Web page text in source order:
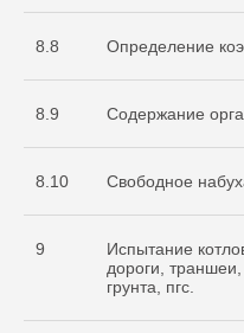
8.8 Определение
8.9 Содержание
8.10 Свободное
9
Испытание
дороги,
грунта, пгс.